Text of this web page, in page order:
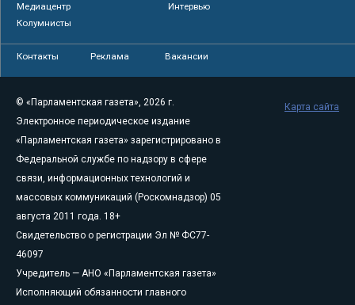
Медиацентр
Интервью
Колумнисты
Контакты Реклама Вакансии
© «Парламентская газета», 2026 г.
Электронное периодическое издание
«Парламентская газета» зарегистрировано в
Федеральной службе по надзору в сфере
связи, информационных технологий и
массовых коммуникаций (Роскомнадзор) 05
августа 2011 года. 18+
Свидетельство о регистрации Эл № ФС77-
46097
Учредитель — АНО «Парламентская газета»
Исполняющий обязанности главного
Карта сайта